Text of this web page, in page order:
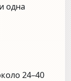
одна
24–40